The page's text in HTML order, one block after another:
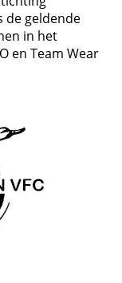
de geldende
in het
en Team Wear